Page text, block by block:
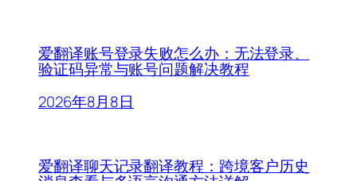
爱翻译账号登录失败怎么办：无法登录、
验证码异常与账号问题解决教程
2026年8月8日
爱翻译聊天记录翻译教程：跨境客户历史